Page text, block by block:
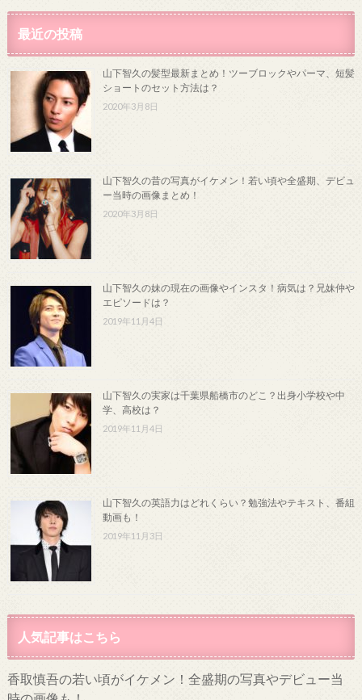
最近の投稿
山下智久の髪型最新まとめ！ツーブロックやパーマ、短髪
ショートのセット方法は？
2020年3月8日
山下智久の昔の写真がイケメン！若い頃や全盛期、デビュ
ー当時の画像まとめ！
2020年3月8日
山下智久の妹の現在の画像やインスタ！病気は？兄妹仲や
エピソードは？
2019年11月4日
山下智久の実家は千葉県船橋市のどこ？出身小学校や中
学、高校は？
2019年11月4日
山下智久の英語力はどれくらい？勉強法やテキスト、番組
動画も！
2019年11月3日
人気記事はこちら
香取慎吾の若い頃がイケメン！全盛期の写真やデビュー当